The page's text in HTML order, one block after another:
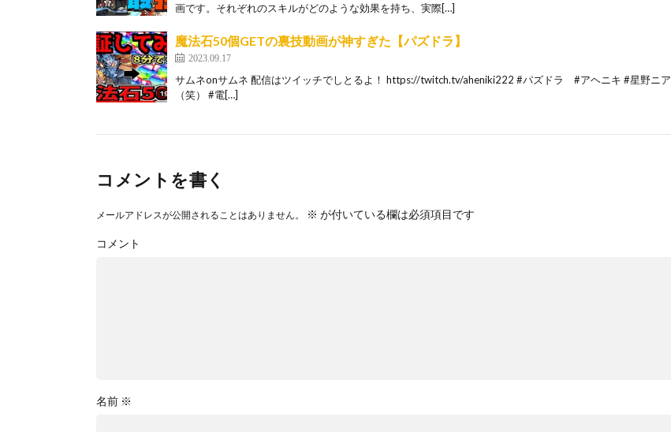
画です。それぞれのスキルがどのような効果を持ち、実際[…]
魔法石50個GETの裏技動画が神すぎた【パズドラ】
2023.09.17
サムネonサムネ 配信はツイッチでしとるよ！ https://twitch.tv/aheniki222 #パズドラ #アヘニキ #星野ニア
（笑） #電[…]
コメントを書く
メールアドレスが公開されることはありません。 ※ が付いている欄は必須項目です
コメント
名前 ※